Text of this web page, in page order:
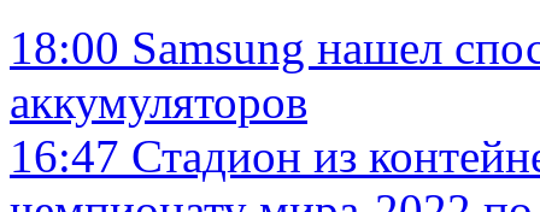
18:00 Samsung нашел
аккумуляторов
16:47 Стадион из